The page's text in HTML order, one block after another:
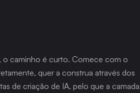
quer a construa através dos
de criação de IA, pelo que a camada